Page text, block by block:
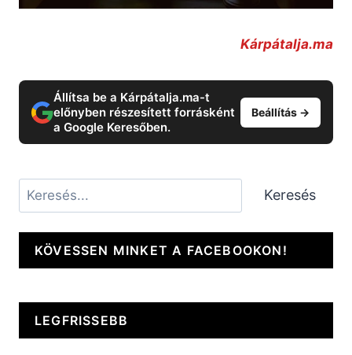
Kárpátalja.ma
Állítsa be a Kárpátalja.ma-t
előnyben részesített forrásként
a Google Keresőben.
Beállítás →
Keresés Keresés
KÖVESSEN MINKET A FACEBOOKON!
LEGFRISSEBB